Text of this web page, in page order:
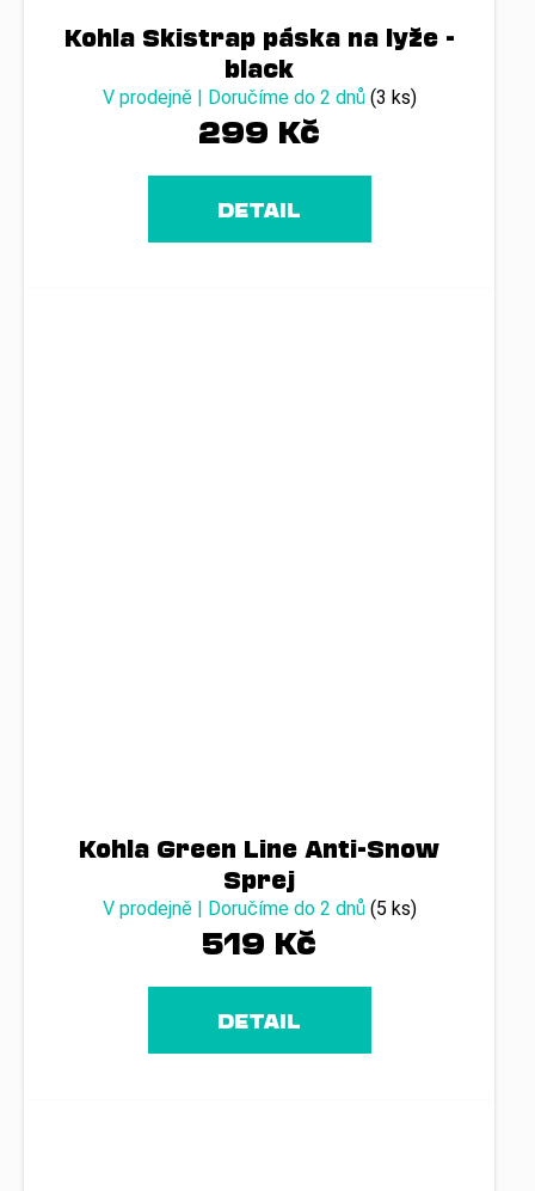
Kohla Skistrap páska na lyže -
black
V prodejně | Doručíme do 2 dnů (3 ks)
299 Kč
DETAIL
Kohla Green Line Anti-Snow
Sprej
V prodejně | Doručíme do 2 dnů (5 ks)
519 Kč
DETAIL